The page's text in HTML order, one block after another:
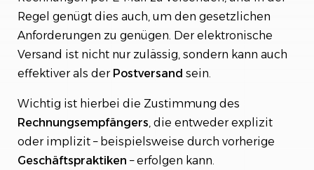
Regel genügt dies auch, um den gesetzlichen
Anforderungen zu genügen. Der elektronische
Versand ist nicht nur zulässig, sondern kann auch
effektiver als der Postversand sein.
Wichtig ist hierbei die Zustimmung des
Rechnungsempfängers, die entweder explizit
oder implizit – beispielsweise durch vorherige
Geschäftspraktiken – erfolgen kann.